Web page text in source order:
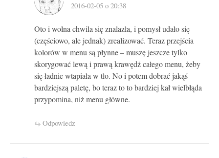
2016-02-05 o 20:38
Oto i wolna chwila się znalazła, i pomysł udało się
(częściowo, ale jednak) zrealizować. Teraz przejścia
kolorów w menu są płynne – muszę jeszcze tylko
skorygować lewą i prawą krawędź całego menu, żeby
się ładnie wtapiała w tło. No i potem dobrać jakąś
bardziejszą paletę, bo teraz to to bardziej kał wielbłąda
przypomina, niż menu główne.
Odpowiedz